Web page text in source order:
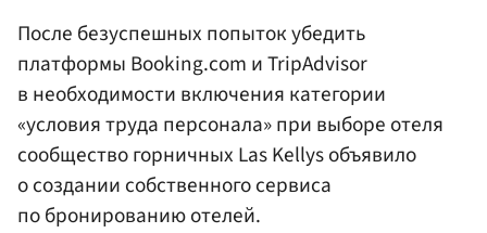
После безуспешных попыток убедить
платформы Booking.com и TripAdvisor
в необходимости включения категории
«условия труда персонала» при выборе отеля
сообщество горничных Las Kellys объявило
о создании собственного сервиса
по бронированию отелей.